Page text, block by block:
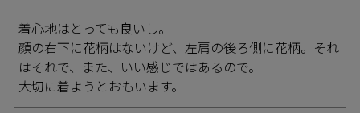
着心地はとっても良いし。
顔の右下に花柄はないけど、左肩の後ろ側に花柄。それ
はそれで、また、いい感じではあるので。
大切に着ようとおもいます。